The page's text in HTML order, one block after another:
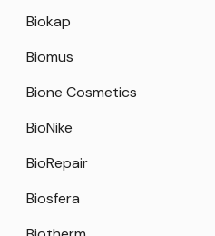
Biokap
Biomus
Bione Cosmetics
BioNike
BioRepair
Biosfera